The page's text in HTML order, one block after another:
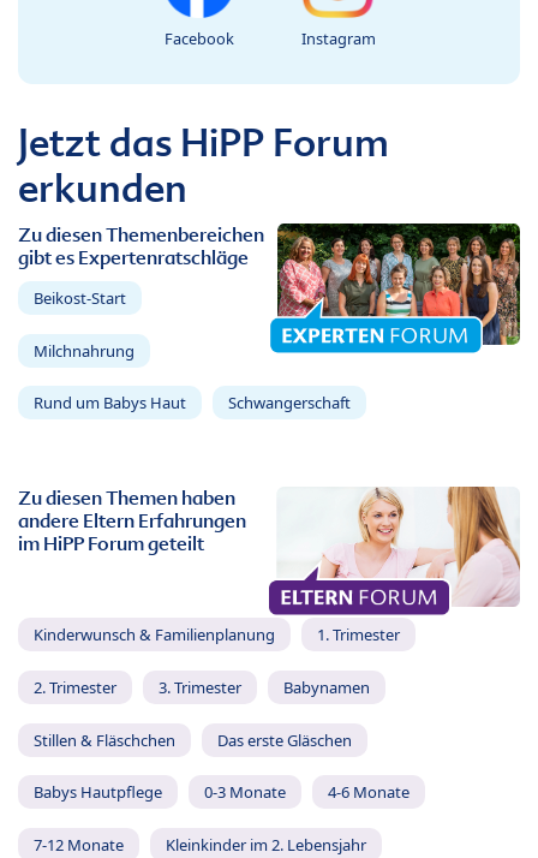
Facebook Instagram
Jetzt das HiPP Forum
erkunden
Zu diesen Themenbereichen
gibt es Expertenratschläge
Beikost-Start
Milchnahrung
Rund um Babys Haut Schwangerschaft
Zu diesen Themen haben
andere Eltern Erfahrungen
im HiPP Forum geteilt
Kinderwunsch & Familienplanung 1. Trimester
2. Trimester 3. Trimester Babynamen
Stillen & Fläschchen Das erste Gläschen
Babys Hautpflege 0-3 Monate 4-6 Monate
7-12 Monate Kleinkinder im 2. Lebensjahr